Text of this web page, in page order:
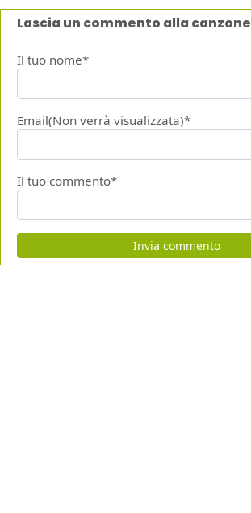
Lascia un commento alla canzone
Il tuo nome*
Email(Non verrà visualizzata)*
Il tuo commento*
Invia commento